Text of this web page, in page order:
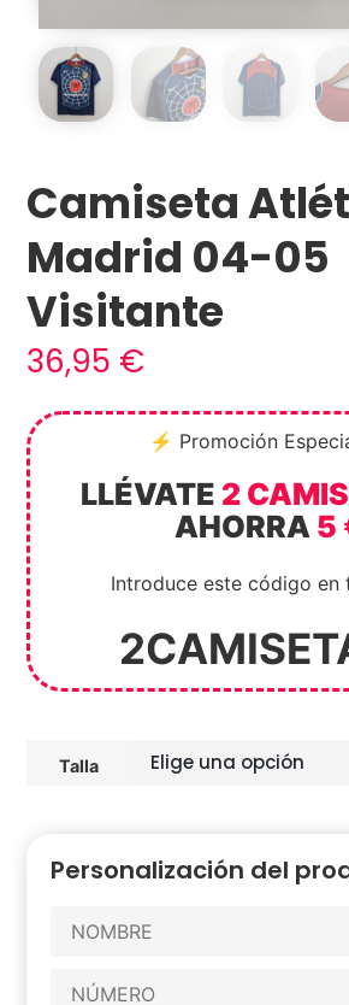
Camiseta
Madrid 04-05
Visitante
36,95 €
⚡ Promoción
LLÉVATE 2
AHORRA 5
Introduce este código en
Talla
Personalización del